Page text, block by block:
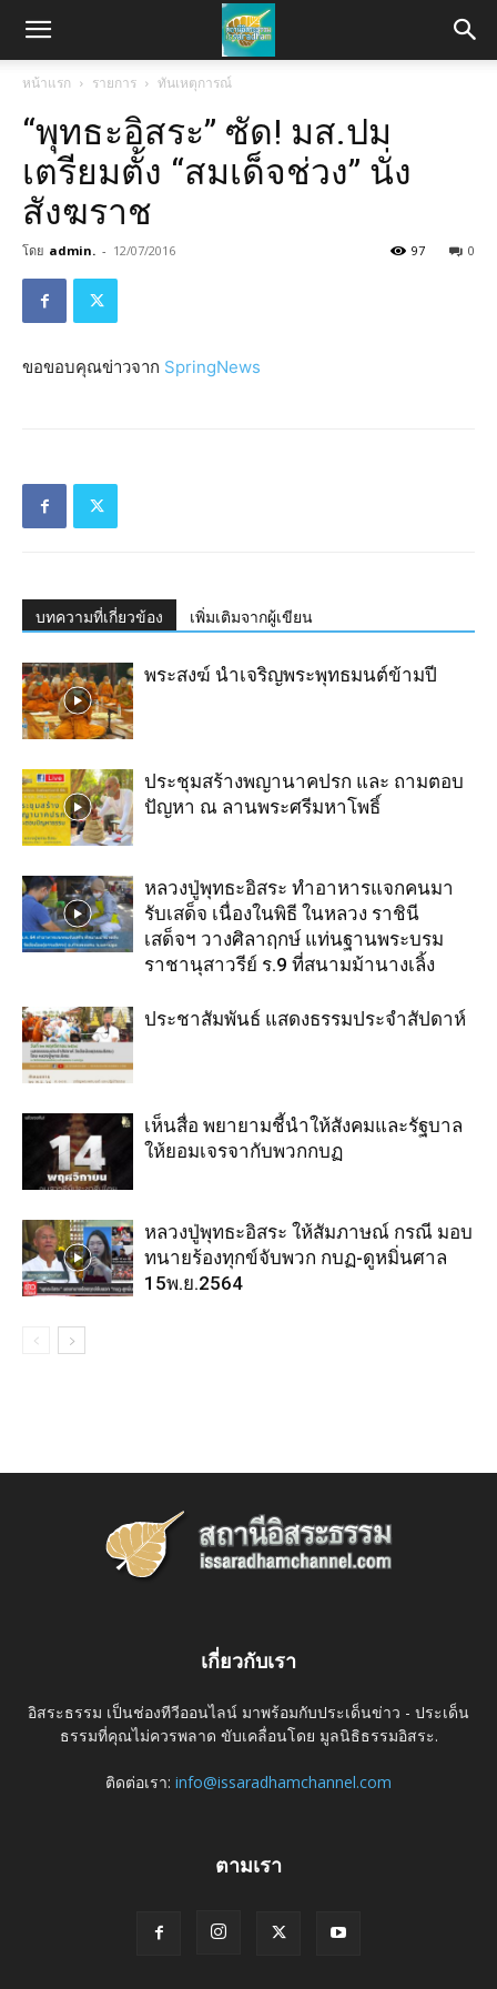
หน้าแรก รายการ ทันเหตุการณ์
“พุทธะอิสระ” ซัด! มส.ปม
เตรียมตั้ง “สมเด็จช่วง” นั่ง
สังฆราช
โดย admin. - 12/07/2016 0
97
ขอขอบคุณข่าวจาก SpringNews
บทความที่เกี่ยวข้อง เพิ่มเติมจากผู้เขียน
พระสงฆ์ นำเจริญ​พระ​พุทธมนต์​ข้ามปี
ประชุมสร้างพญานาคปรก และ ถามตอบ
ปัญหา ณ ลานพระศรีมหาโพธิ์
หลวงปู่พุทธะอิสระ ทำอาหารแจกคนมา
รับเสด็จ เนื่องในพิธี ในหลวง ราชินี
เสด็จฯ วางศิลาฤกษ์ แท่นฐานพระบรม
ราชานุสาวรีย์ ร.9 ที่สนามม้านางเลิ้ง
ประชาสัมพันธ์ แสดงธรรมประจำสัปดาห์
เห็นสื่อ พยายามชี้นำให้สังคมและรัฐบาล
ให้ยอมเจรจากับพวกกบฏ
หลวงปู่พุทธะอิสระ ให้สัมภาษณ์ กรณี มอบ
ทนายร้องทุกข์จับพวก กบฏ-ดูหมิ่นศาล
15พ.ย.2564
เกี่ยวกับเรา
อิสระธรรม เป็นช่องทีวีออนไลน์ มาพร้อมกับประเด็นข่าว - ประเด็น
ธรรมที่คุณไม่ควรพลาด ขับเคลื่อนโดย มูลนิธิธรรมอิสระ.
ติดต่อเรา: info@issaradhamchannel.com
ตามเรา